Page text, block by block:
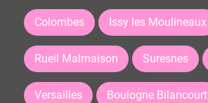
Colombes Issy les Moulineaux
Rueil Malmaison Suresnes
Versailles Boulogne Bilancourt